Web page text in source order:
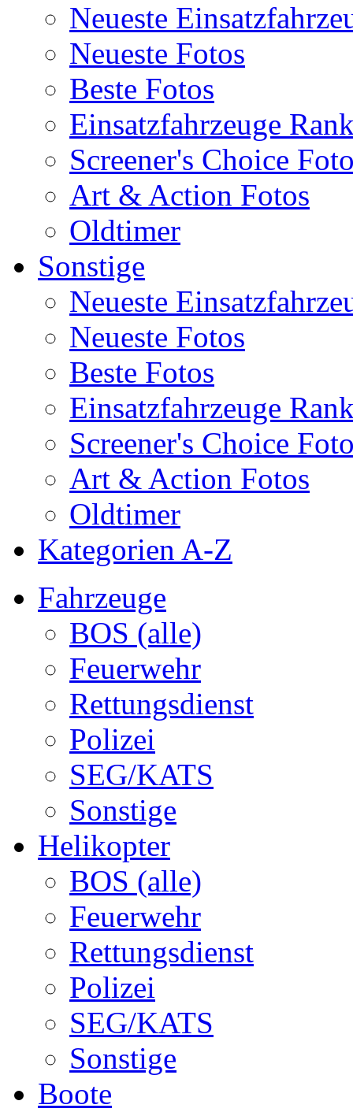
Neueste
Neueste Fotos
Beste Fotos
Einsatzfahrzeuge
Screener's Choice
Art & Action Fotos
Oldtimer
Sonstige
Neueste
Neueste Fotos
Beste Fotos
Einsatzfahrzeuge
Screener's Choice
Art & Action Fotos
Oldtimer
Kategorien A-Z
Fahrzeuge
BOS (alle)
Feuerwehr
Rettungsdienst
Polizei
SEG/KATS
Sonstige
Helikopter
BOS (alle)
Feuerwehr
Rettungsdienst
Polizei
SEG/KATS
Sonstige
Boote